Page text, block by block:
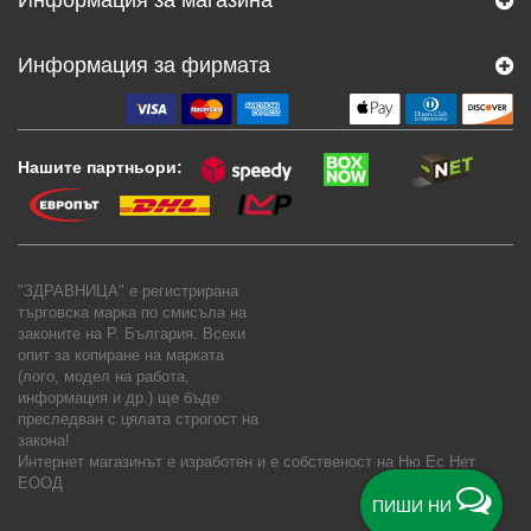
ПИШИ НИ
Информация за фирмата
Нашите партньори:
"ЗДРАВНИЦА" е регистрирана
търговска марка по смисъла на
законите на Р. България. Всеки
опит за копиране на марката
(лого, модел на работа,
информация и др.) ще бъде
преследван с цялата строгост на
закона!
Интернет магазинът е изработен и е собственост на Ню Ес Нет
ЕООД